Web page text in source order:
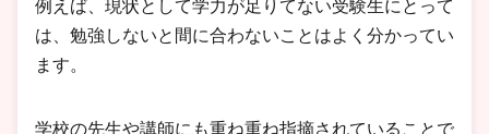
例えば、現状として学力が足りてない受験生にとって
は、勉強しないと間に合わないことはよく分かってい
ます。
学校の先生や講師にも重ね重ね指摘されていることで